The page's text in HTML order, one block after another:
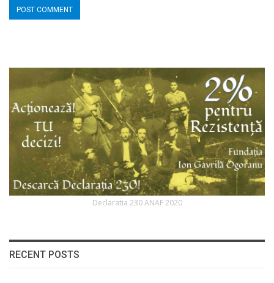
Declaratia 230 ANAF 2020
RECENT POSTS